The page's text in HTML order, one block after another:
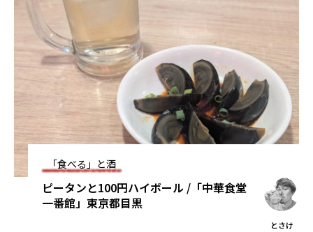
「食べる」と酒
ピータンと100円ハイボール /「中華食堂
一番館」東京都目黒
とさけ